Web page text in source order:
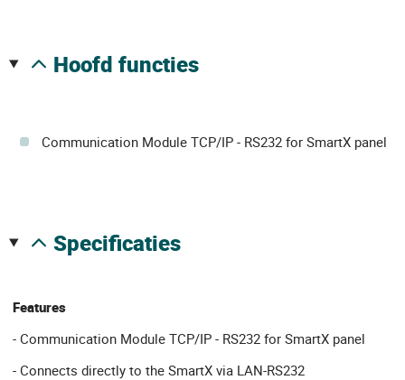
hoofd functies
Communication Module TCP/IP - RS232 for SmartX panel
specificaties
Features
- Communication Module TCP/IP - RS232 for SmartX panel
- Connects directly to the SmartX via LAN-RS232